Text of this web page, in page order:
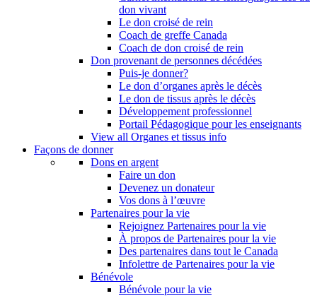
don vivant
Le don croisé de rein
Coach de greffe Canada
Coach de don croisé de rein
Don provenant de personnes décédées
Puis-je donner?
Le don d’organes après le décès
Le don de tissus après le décès
Développement professionnel
Portail Pédagogique pour les enseignants
View all Organes et tissus info
Façons de donner
Dons en argent
Faire un don
Devenez un donateur
Vos dons à l’œuvre
Partenaires pour la vie
Rejoignez Partenaires pour la vie
À propos de Partenaires pour la vie
Des partenaires dans tout le Canada
Infolettre de Partenaires pour la vie
Bénévole
Bénévole pour la vie